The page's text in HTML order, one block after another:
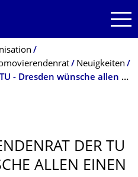
Neuigkeiten
Der Promovierendenrat der TU - Dresden wünsche allen einen guten Start für 2023, Gesundheit, persönliches Glück aber vor allem großen Erfolg in der Wissenschaft.
DER TU
ALLEN EINEN